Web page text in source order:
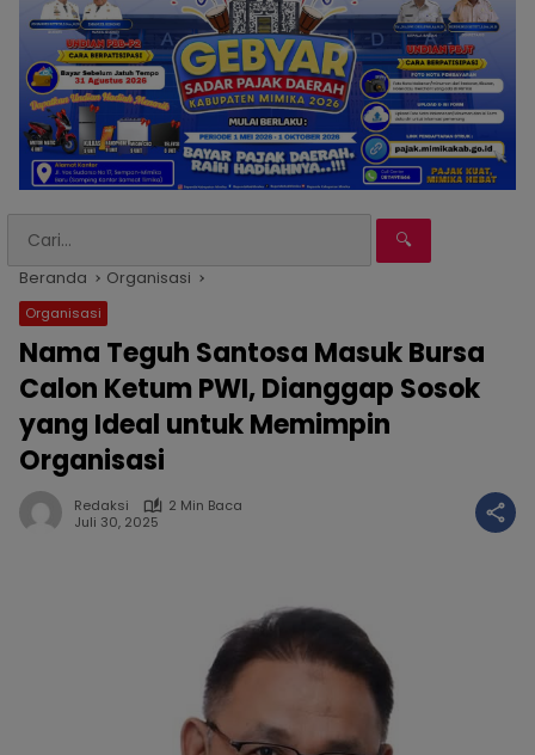
🔍
Beranda Organisasi
Organisasi
Nama Teguh Santosa Masuk Bursa
Calon Ketum PWI, Dianggap Sosok
yang Ideal untuk Memimpin
Organisasi
Redaksi
2 Min Baca
Juli 30, 2025